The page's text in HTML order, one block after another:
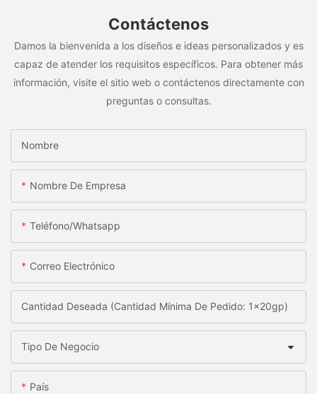
Contáctenos
Damos la bienvenida a los diseños e ideas personalizados y es
capaz de atender los requisitos específicos. Para obtener más
información, visite el sitio web o contáctenos directamente con
preguntas o consultas.
Nombre
Nombre De Empresa
Teléfono/whatsapp
Correo Electrónico
Cantidad Deseada (Cantidad Mínima De Pedido: 1x20gp)
Tipo De Negocio
País